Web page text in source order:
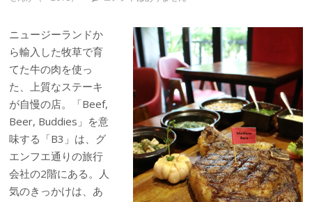
ニュージーランドか
ら輸入した牧草で育
てた牛の肉を使っ
た、上質なステーキ
が自慢の店。「Beef,
Beer, Buddies」を意
味する「B3」は、グ
エンフエ通りの旅行
会社の2階にある。人
気のきっかけは、あ